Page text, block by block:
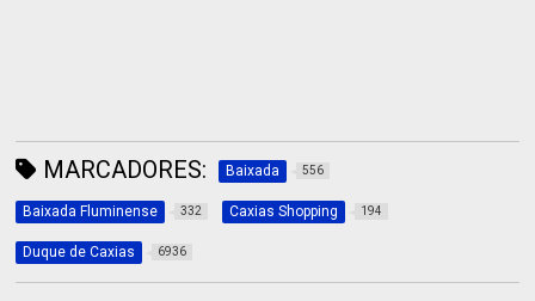
MARCADORES: Baixada 556
Baixada Fluminense 332 Caxias Shopping 194
Duque de Caxias 6936